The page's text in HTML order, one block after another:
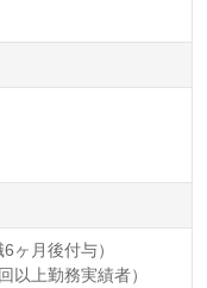
ヶ月後付与）
以上勤務実績者）